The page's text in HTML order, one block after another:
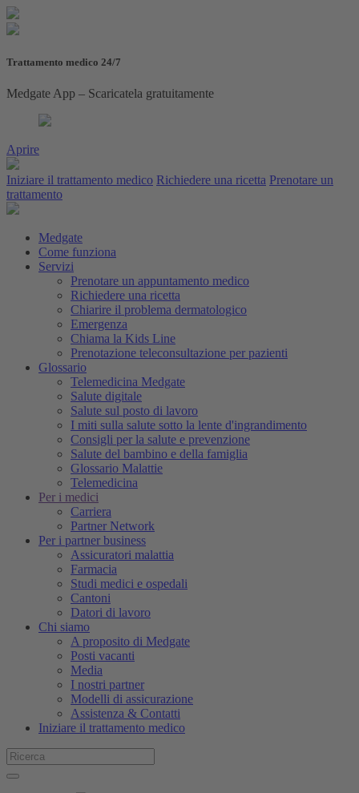
Trattamento medico 24/7
Medgate App – Scaricatela gratuitamente
Aprire
Iniziare il trattamento medico Richiedere una ricetta Prenotare un
trattamento
Medgate
Come funziona
Servizi
Prenotare un appuntamento medico
Richiedere una ricetta
Chiarire il problema dermatologico
Emergenza
Chiama la Kids Line
Prenotazione teleconsultazione per pazienti
Glossario
Telemedicina Medgate
Salute digitale
Salute sul posto di lavoro
I miti sulla salute sotto la lente d'ingrandimento
Consigli per la salute e prevenzione
Salute del bambino e della famiglia
Glossario Malattie
Telemedicina
Per i medici
Carriera
Partner Network
Per i partner business
Assicuratori malattia
Farmacia
Studi medici e ospedali
Cantoni
Datori di lavoro
Chi siamo
A proposito di Medgate
Posti vacanti
Media
I nostri partner
Modelli di assicurazione
Assistenza & Contatti
Iniziare il trattamento medico